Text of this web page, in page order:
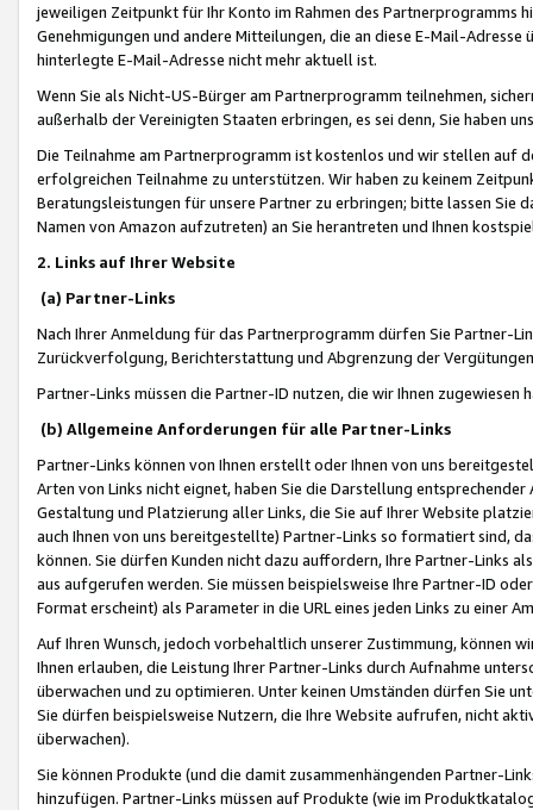
jeweiligen Zeitpunkt für Ihr Konto im Rahmen des Partnerprogramms
Genehmigungen und andere Mitteilungen, die an diese E-Mail-
hinterlegte E-Mail-Adresse nicht mehr aktuell ist.
Wenn Sie als Nicht-US-Bürger am Partnerprogramm teilnehmen,
außerhalb der Vereinigten Staaten erbringen, es sei denn, Sie haben
Die Teilnahme am Partnerprogramm ist kostenlos und wir stellen auf
erfolgreichen Teilnahme zu unterstützen. Wir haben zu keinem
Beratungsleistungen für unsere Partner zu erbringen; bitte lassen Sie
Namen von Amazon aufzutreten) an Sie herantreten und Ihnen
2. Links auf Ihrer Website
(a) Partner-Links
Nach Ihrer Anmeldung für das Partnerprogramm dürfen Sie Partner-
Zurückverfolgung, Berichterstattung und Abgrenzung der
Partner-Links müssen die Partner-ID nutzen, die wir Ihnen zugewiesen
(b) Allgemeine Anforderungen für alle Partner-Links
Partner-Links können von Ihnen erstellt oder Ihnen von uns
Arten von Links nicht eignet, haben Sie die Darstellung
Gestaltung und Platzierung aller Links, die Sie auf Ihrer Website
auch Ihnen von uns bereitgestellte) Partner-Links so formatiert sind,
können. Sie dürfen Kunden nicht dazu auffordern, Ihre Partner-Links
aus aufgerufen werden. Sie müssen beispielsweise Ihre Partner-ID
Format erscheint) als Parameter in die URL eines jeden Links zu einer
Auf Ihren Wunsch, jedoch vorbehaltlich unserer Zustimmung, können
Ihnen erlauben, die Leistung Ihrer Partner-Links durch Aufnahme
überwachen und zu optimieren. Unter keinen Umständen dürfen Sie
Sie dürfen beispielsweise Nutzern, die Ihre Website aufrufen, nicht
überwachen).
Sie können Produkte (und die damit zusammenhängenden Partner-
hinzufügen. Partner-Links müssen auf Produkte (wie im